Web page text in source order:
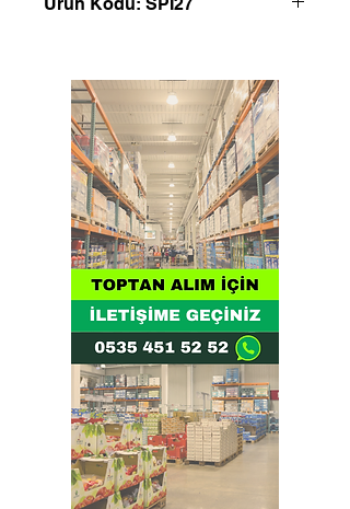
Ürün Kodu: SPI27